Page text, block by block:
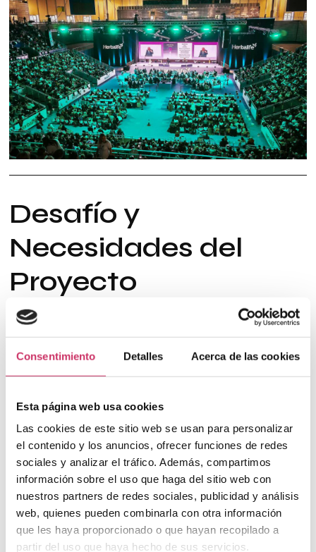
Consentimiento Detalles Acerca de las cookies
Esta página web usa cookies
Las cookies de este sitio web se usan para personalizar
el contenido y los anuncios, ofrecer funciones de redes
sociales y analizar el tráfico. Además, compartimos
información sobre el uso que haga del sitio web con
nuestros partners de redes sociales, publicidad y análisis
web, quienes pueden combinarla con otra información
que les haya proporcionado o que hayan recopilado a
partir del uso que haya hecho de sus servicios.
Desafío y
Necesidades del
Proyecto
El Congreso Anual Herbalife, celebrado del 20 al 22 de febrero
8.000
consistía en garantizar conectividad robusta y estable para el
Durante el evento, la seguridad y continuidad tecnológica era
un aumento de tensión provocó un incendio eléctrico que
afectó a varios equipos de control del escenario y a uno de
nuestros switches, cerrando las puertas antiincendios del nivel
inferior.
Tipo de Evento
Se trató de un
congreso masivo de carácter corporativo y